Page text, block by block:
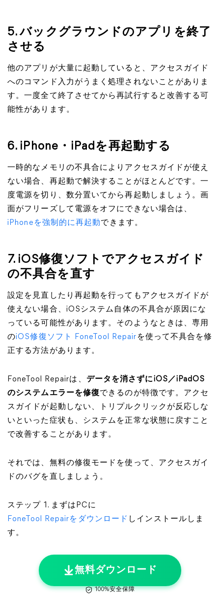
5. バックグラウンドのアプリを終了
させる
他のアプリが大量に起動していると、アクセスガイド
へのコマンド入力がうまく処理されないことがありま
す。一度全て終了させてから再試行すると改善する可
能性があります。
6. iPhone・iPadを再起動する
一時的なメモリの不具合によりアクセスガイドが使え
ない場合、再起動で解決することがほとんどです。一
度電源を切り、数分置いてから再起動しましょう。画
面がフリーズして電源をオフにできない場合は、
iPhoneを強制的に再起動できます。
7. iOS修復ソフトでアクセスガイド
の不具合を直す
設定を見直したり再起動を行ってもアクセスガイドが
使えない場合、iOSシステム自体の不具合が原因にな
っている可能性があります。そのようなときは、専用
のiOS修復ソフト FoneTool Repair を使って不具合を修
正する方法があります。
FoneTool Repairは、 データを消さずにiOS／iPadOS
のシステムエラーを修復できるのが特徴です。アクセ
スガイドが起動しない、トリプルクリックが反応しな
いといった症状も、システムを正常な状態に戻すこと
で改善することがあります。
それでは、無料の修復モードを使って、アクセスガイ
ドのバグを直しましょう。
ステップ 1. まずはPCに
FoneTool Repairをダウンロード しインストールしま
す。
無料ダウンロード
100%安全保障